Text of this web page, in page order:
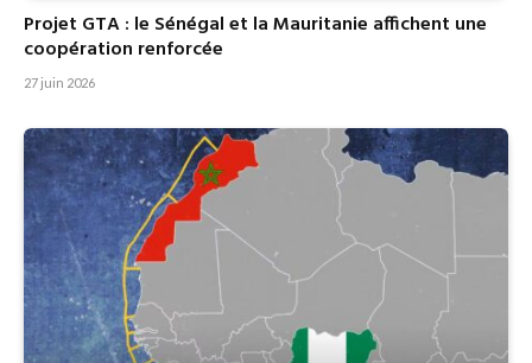
Projet GTA : le Sénégal et la Mauritanie affichent une
coopération renforcée
27 juin 2026